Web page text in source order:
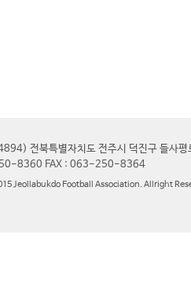
전북특별자치도 전주시 덕진구 들사
8360 FAX : 063-250-8364
Jeollabukdo Football Association. Allright